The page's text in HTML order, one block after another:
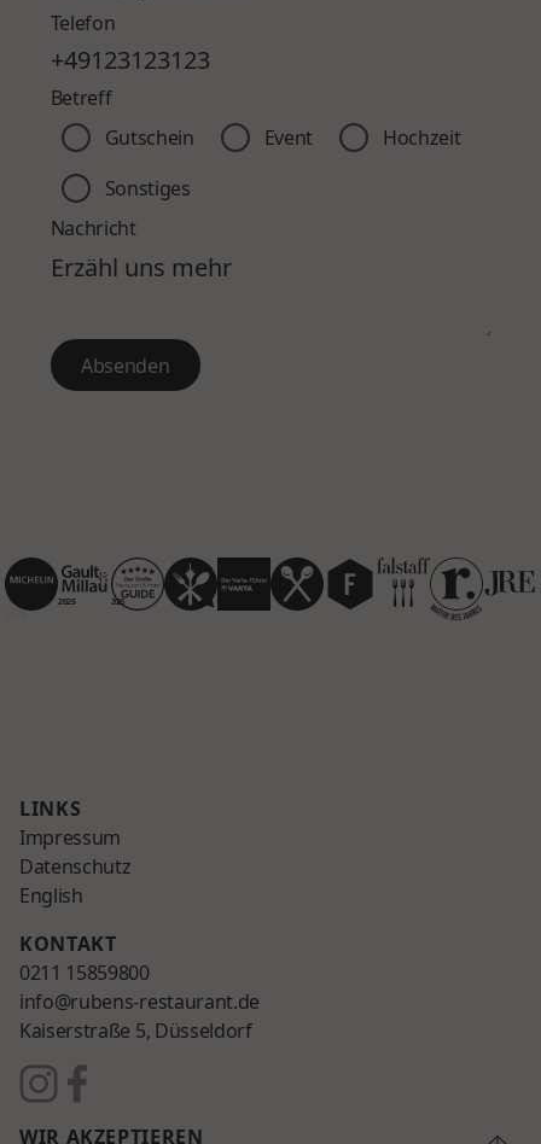
Telefon
Betreff
Gutschein
Event
Hochzeit
Sonstiges
Nachricht
Absenden
2025
2025 2025
LINKS
Impressum
Datenschutz
English
KONTAKT
0211 15859800
info@rubens-restaurant.de
Kaiserstraße 5, Düsseldorf
WIR AKZEPTIEREN